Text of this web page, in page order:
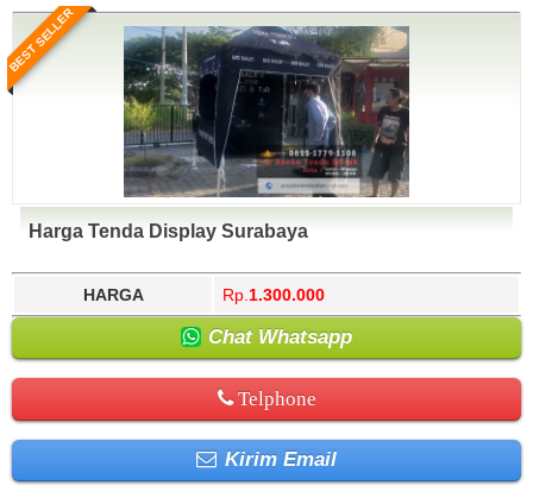
BEST SELLER
Harga Tenda Display Surabaya
HARGA Rp. 1.300.000
Chat Whatsapp
Telphone
Kirim Email